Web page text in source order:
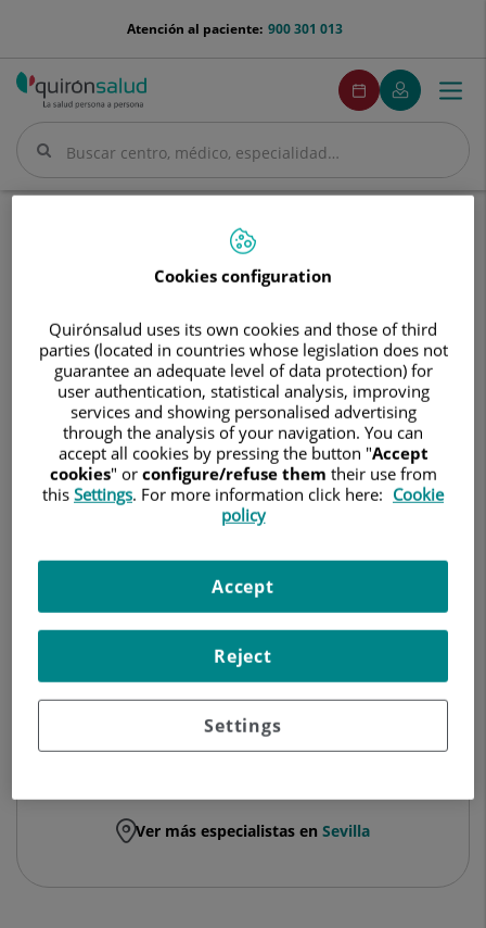
menu-
900 301 013
Atención al paciente:
Buscar
Buscar
menuPedirCita
Pedir
cita
Mi
Quirónsalud
Menú
Francisco Manuel Sánchez Caballero
Francisco
Manuel
Sánchez
Caballero Francisco ManuelSánchez Caballero
FACULTATIVO ESPECIALISTA NEUROLOGÍA
NEUROLOGÍA
Centro Médico Quirónsalud Mairena
Aljarafe Center, Plaza de las Naciones
41927 Mairena del Aljarafe Sevilla
955 417 917 900 701 070
Ver más especialistas en Sevilla
Cookies configuration
Quirónsalud uses its own cookies and those of third
parties (located in countries whose legislation does not
guarantee an adequate level of data protection) for
user authentication, statistical analysis, improving
services and showing personalised advertising
through the analysis of your navigation. You can
accept all cookies by pressing the button "Accept
cookies" or configure/refuse them their use from
this Settings. For more information click here: Cookie
policy
Settings
Reject
Accept